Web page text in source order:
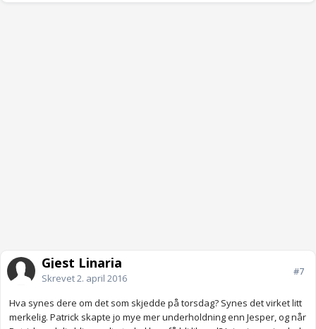
Gjest Linaria
Skrevet2. april 2016
#7
Hva synes dere om det som skjedde på torsdag? Synes det virket litt
merkelig. Patrick skapte jo mye mer underholdning enn Jesper, og når